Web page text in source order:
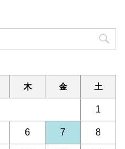
木 金 土
1
6 7 8